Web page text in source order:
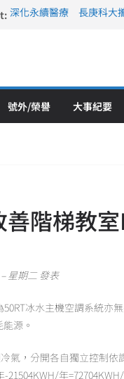
深化永續醫療 長庚科大
號外/榮譽 大事紀要
階梯教
星期二 發表
50RT冰水主機空調系統
源。
氣，分開各自獨立控制
-21504KWH/年